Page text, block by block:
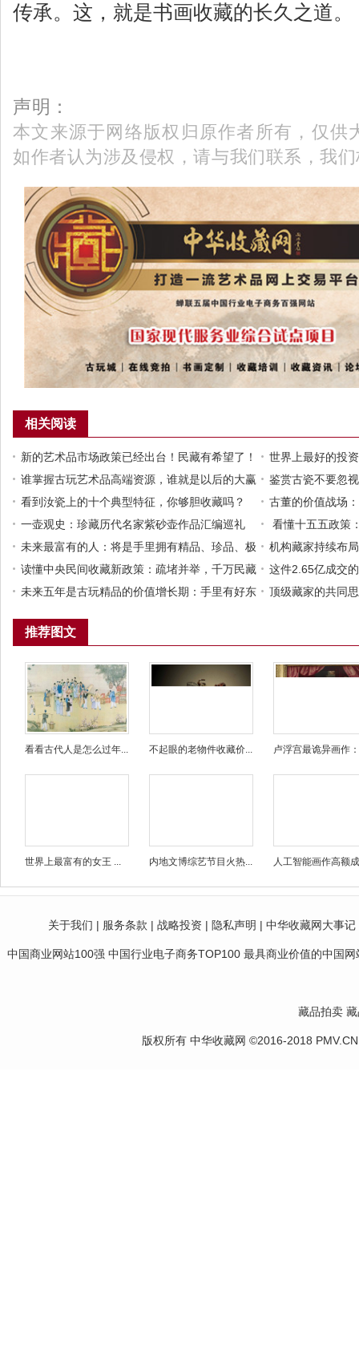
传承。这，就是书画收藏的长久之道。
声明：
本文来源于网络版权归原作者所有，仅供
如作者认为涉及侵权，请与我们联系，我
相关阅读
新的艺术品市场政策已经出台！民藏有希望了！
世界上最好的投
品！艺术品这座
谁掌握古玩艺术品高端资源，谁就是以后的大赢
家​！
鉴赏古瓷不要忽
教纹饰是如何表
看到汝瓷上的十个典型特征，你够胆收藏吗？
古董的价值战场
一壶观史：珍藏历代名家紫砂壶作品汇编巡礼
看懂十五五政策
配置
未来最富有的人：将是手里拥有精品、珍品、极
品的那些古玩收藏家！
机构藏家持续布
阵地
读懂中央民间收藏新政策：疏堵并举，千万民藏
迎来规范化新阶段
这件2.65亿成交
行情，硬通货就
未来五年是古玩精品的价值增长期：手里有好东
顶级藏家的共同
推荐图文
看看古代人是怎么过年... 不起眼的老物件收藏价... 卢浮宫最诡异画作
世界上最富有的女王 ... 内地文博综艺节目火热... 人工智能画作高额
关于我们 | 服务条款 | 战略投资 | 隐私声明 | 中华收藏网大事记
中国商业网站100强 中国行业电子商务TOP100 最具商业价值的中国
藏品拍卖
版权所有 中华收藏网 ©2016-2018